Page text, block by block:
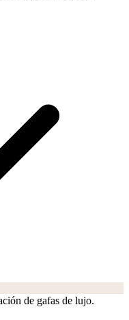
de gafas de lujo.